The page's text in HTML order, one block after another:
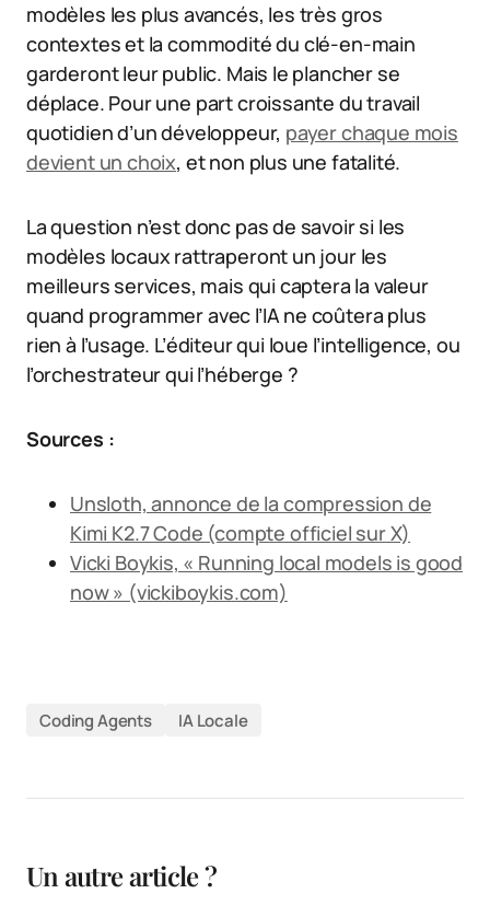
modèles les plus avancés, les très gros
contextes et la commodité du clé-en-main
garderont leur public. Mais le plancher se
déplace. Pour une part croissante du travail
quotidien d’un développeur, payer chaque mois
devient un choix, et non plus une fatalité.
La question n’est donc pas de savoir si les
modèles locaux rattraperont un jour les
meilleurs services, mais qui captera la valeur
quand programmer avec l’IA ne coûtera plus
rien à l’usage. L’éditeur qui loue l’intelligence, ou
l’orchestrateur qui l’héberge ?
Sources :
Unsloth, annonce de la compression de
Kimi K2.7 Code (compte officiel sur X)
Vicki Boykis, « Running local models is good
now » (vickiboykis.com)
Coding Agents IA Locale
Un autre article ?